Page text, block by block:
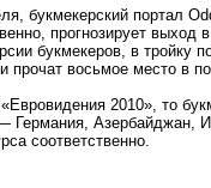
букмекерский портал
прогнозирует
букмекеров, в тройку
прочат восьмое место в
2010», то
Германия, Азербайджан,
соответственно.